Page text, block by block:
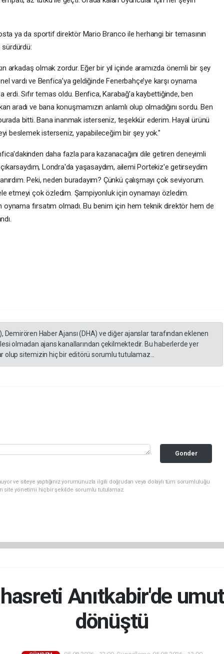
ya da sportif direktör Mario Branco ile herhangi bir temasının
sürdürdü:
arkadaş olmak zordur. Eğer bir yıl içinde aramızda önemli bir şey
vardı ve Benfica’ya geldiğinde Fenerbahçe’ye karşı oynama
Sıfır temas oldu. Benfica, Karabağ’a kaybettiğinde, ben
aradı ve bana konuşmamızın anlamlı olup olmadığını sordu. Ben
bitti. Bana inanmak isterseniz, teşekkür ederim. Hayal ürünü
beslemek isterseniz, yapabileceğim bir şey yok."
daha fazla para kazanacağını dile getiren deneyimli
Londra'da yaşasaydım, ailemi Portekiz'e getirseydim
Peki, neden buradayım? Çünkü çalışmayı çok seviyorum.
etmeyi çok özledim. Şampiyonluk için oynamayı özledim.
fırsatım olmadı. Bu benim için hem teknik direktör hem de
Demirören Haber Ajansı (DHA) ve diğer ajanslar tarafından eklenen
olmadan ajans kanallarından çekilmektedir. Bu haberlerde yer
sitemizin hiç bir editörü sorumlu tutulamaz...
Gonder
ve siteye yaptığınız yorumunuzla ilgili doğrudan veya dolaylı tüm sorumluluğu
site yönetimi hiçbir şekilde sorumlu tutulamaz.
Anıtkabir'de
dönüştü